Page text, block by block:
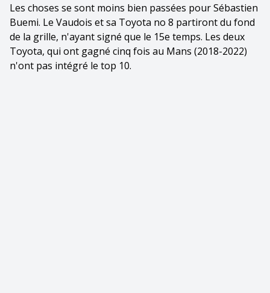
Les choses se sont moins bien passées pour Sébastien
Buemi. Le Vaudois et sa Toyota no 8 partiront du fond
de la grille, n'ayant signé que le 15e temps. Les deux
Toyota, qui ont gagné cinq fois au Mans (2018-2022)
n'ont pas intégré le top 10.